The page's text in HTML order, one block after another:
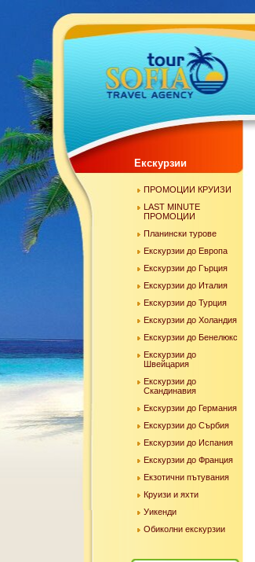
Екскурзии
ПРОМОЦИИ КРУИЗИ
LAST MINUTE
ПРОМОЦИИ
Планински турове
Екскурзии до Европа
Екскурзии до Гърция
Екскурзии до Италия
Екскурзии до Турция
Екскурзии до Холандия
Екскурзии до Бенелюкс
Екскурзии до
Швейцария
Екскурзии до
Скандинавия
Екскурзии до Германия
Екскурзии до Сърбия
Екскурзии до Испания
Екскурзии до Франция
Екзотични пътувания
Круизи и яхти
Уикенди
Обиколни екскурзии